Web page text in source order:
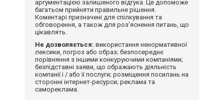
аргументацією залишеного відгука. Це допоможе
багатьом прийняти правильне рішення.
Коментарі призначені для спілкування та
обговорення, а також для роз'яснення питань, що
цікавлять.
Не дозволяється: використання ненормативної
лексики, погроз або образ; безпосереднє
порівняння з іншими конкуруючими компаніями;
безпідставні заяви, що ображають діяльність
компанії і / або її послуги; розміщення посилань на
сторонні інтернет-ресурси; реклама та
самореклама.